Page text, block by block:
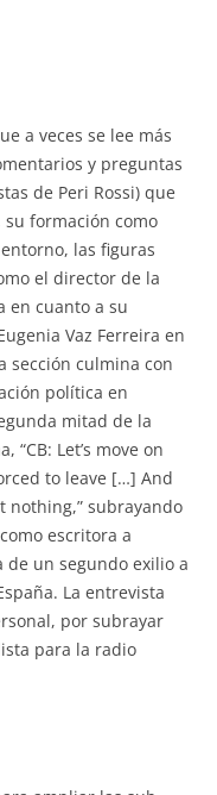
a veces se lee más
y preguntas
de Peri Rossi) que
formación como
las figuras
el director de la
en cuanto a su
Vaz Ferreira en
sección culmina con
política en
mitad de la
Let’s move on
to leave […] And
nothing,” subrayando
escritora a
de un segundo exilio a
La entrevista
por subrayar
para la radio